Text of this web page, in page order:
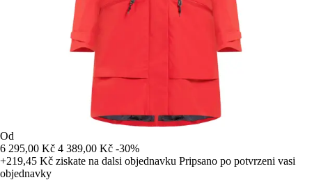
Od
6 295,00 Kč 4 389,00 Kč -30%
+219,45 Kč ziskate na dalsi objednavku Pripsano po potvrzeni vasi
objednavky